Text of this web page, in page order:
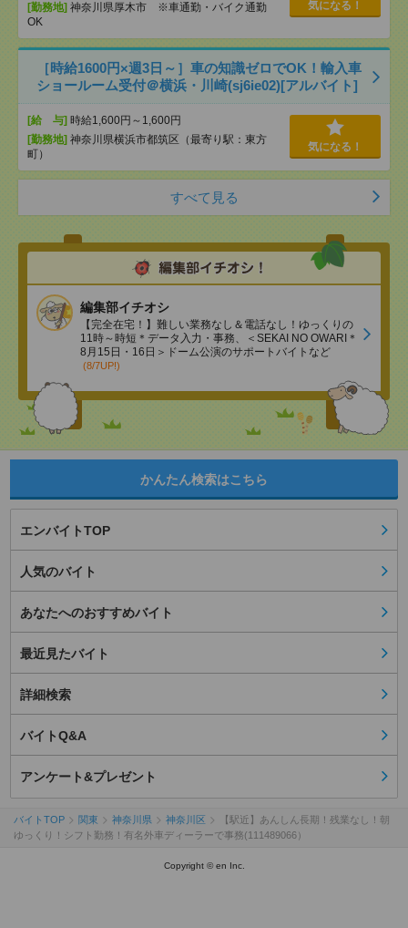
[勤務地] 神奈川県厚木市 ※車通勤・バイク通勤
OK
気になる！
［時給1600円×週3日～］車の知識ゼロでOK！輸入車
ショールーム受付＠横浜・川崎(sj6ie02)[アルバイト]
[給 与] 時給1,600円～1,600円
[勤務地] 神奈川県横浜市都筑区（最寄り駅：東方
町）
気になる！
すべて見る
編集部イチオシ
【完全在宅！】難しい業務なし＆電話なし！ゆっくりの
11時～時短＊データ入力・事務、＜SEKAI NO OWARI＊
8月15日・16日＞ドーム公演のサポートバイトなど
(8/7UP!)
かんたん検索はこちら
エンバイトTOP
人気のバイト
あなたへのおすすめバイト
最近見たバイト
詳細検索
バイトQ&A
アンケート&プレゼント
バイトTOP 関東 神奈川県 神奈川区
【駅近】あんしん長期！残業なし！朝
ゆっくり！シフト勤務！有名外車ディーラーで事務(111489066）
Copyright © en Inc.